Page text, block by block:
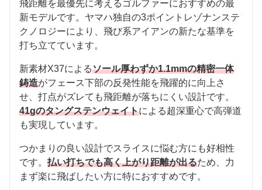
飛距離を最優先に考えるゴルファーにおすすめの最
新モデルです。ヤマハ独自の3ポイントレゾナンステ
クノロジーにより、飛び系アイアンの新たな基準を
打ち立てています。
新素材X37によるソール厚わずか1.1mmの精密一体
鋳造がフェース下部の反発性能を飛躍的に向上さ
せ、打点がズレても飛距離が落ちにくい設計です。
41gのタングステンウェイトによる超深重心で高弾道
も実現しています。
つかまりの良い設計でスライスに悩む方にも好相性
です。 払い打ちでも高く上がり距離が出るため、力
まず楽に飛ばしたい方に特におすすめです。